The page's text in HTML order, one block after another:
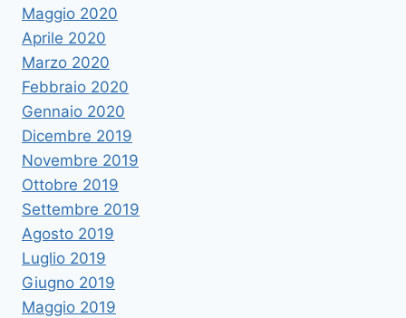
Maggio 2020
Aprile 2020
Marzo 2020
Febbraio 2020
Gennaio 2020
Dicembre 2019
Novembre 2019
Ottobre 2019
Settembre 2019
Agosto 2019
Luglio 2019
Giugno 2019
Maggio 2019